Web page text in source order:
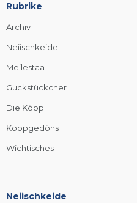
Rubrike
Archiv
Neiischkeide
Meilestää
Guckstückcher
Die Köpp
Koppgedöns
Wichtisches
Neiischkeide